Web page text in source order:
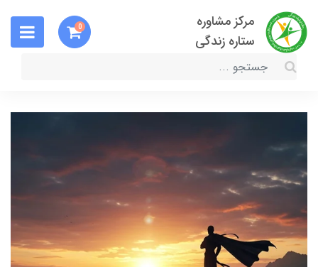
مرکز مشاوره
ستاره زندگی
0